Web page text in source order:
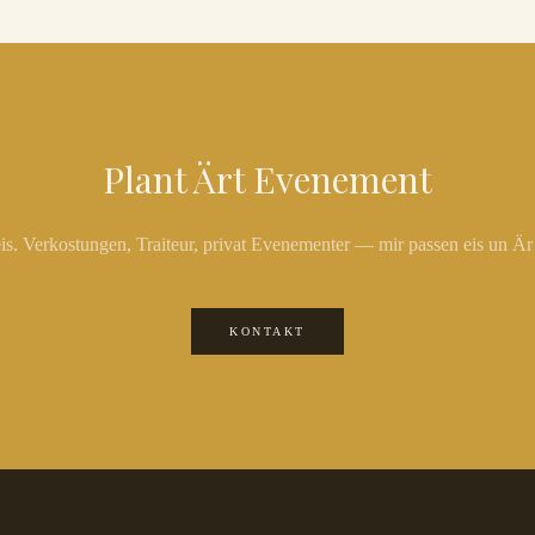
Plant Ärt Evenement
Verkostungen, Traiteur, privat Evenementer — mir passen eis un
KONTAKT